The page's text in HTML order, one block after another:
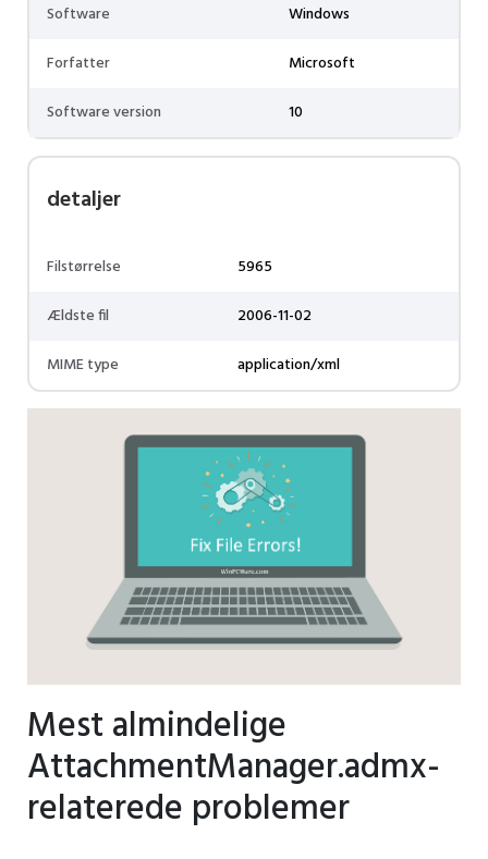
Software
Windows
Forfatter
Microsoft
Software version
10
detaljer
Filstørrelse
5965
Ældste fil
2006-11-02
MIME type
application/xml
Mest almindelige
AttachmentManager.admx-
relaterede problemer